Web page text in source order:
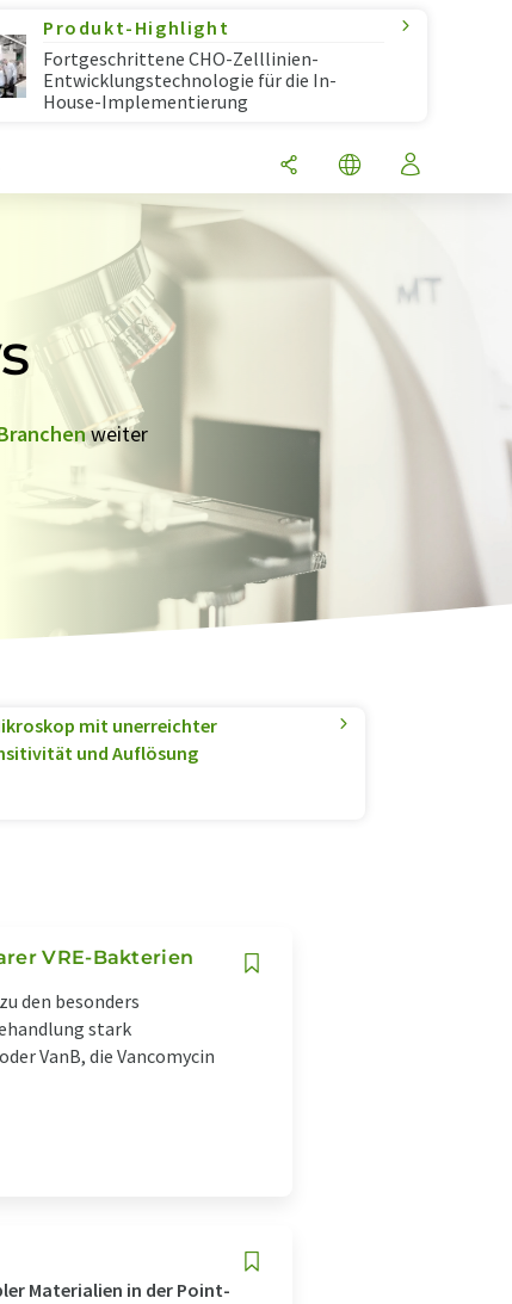
Produkt-Highlight
Fortgeschrittene CHO-Zelllinien-
Entwicklungstechnologie für die In-
House-Implementierung
weiter
mit unerreichter
und Auflösung
VRE-Bakterien
den besonders
stark
VanB, die Vancomycin
Materialien in der Point-